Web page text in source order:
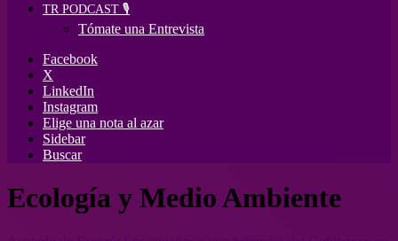
TR PODCAST 🎙️
Tómate una Entrevista
Facebook
X
LinkedIn
Instagram
Elige una nota al azar
Sidebar
Buscar
Ecología y Medio Ambiente